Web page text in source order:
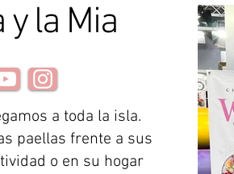
y la Mia
a toda la isla.
paellas frente a sus
o en su hogar